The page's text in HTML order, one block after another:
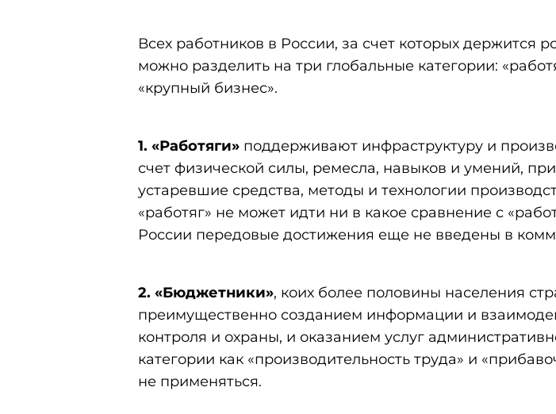
Всех работников в России, за счет которых держится
можно разделить на три глобальные категории:
«крупный бизнес».
1. «Работяги» поддерживают инфраструктуру и
счет физической силы, ремесла, навыков и умений,
устаревшие средства, методы и технологии
«работяг» не может идти ни в какое сравнение с
России передовые достижения еще не введены в
2. «Бюджетники», коих более половины населения
преимущественно созданием информации и
контроля и охраны, и оказанием услуг
категории как «производительность труда» и
не применяться.